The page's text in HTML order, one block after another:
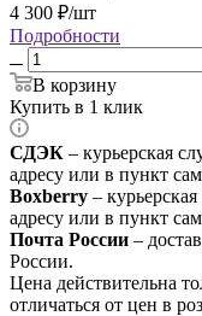
4 300 ₽/шт
Подробности
В корзину
Купить в 1 клик
СДЭК – курьерская
адресу или в пункт
Boxberry –
адресу или в пункт
Почта России –
России.
Цена действительна
отличаться от цен в